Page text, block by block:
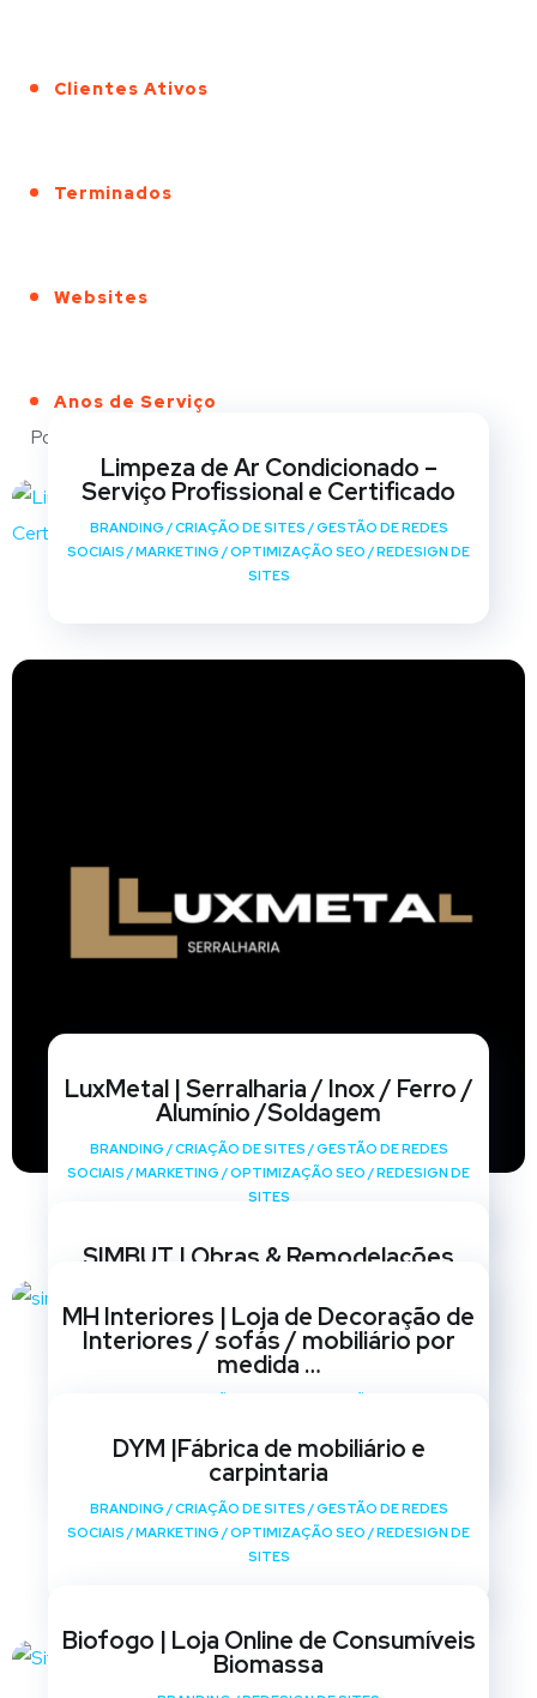
Clientes Ativos
Terminados
Websites
Anos de Serviço
Portfólio
Limpeza de Ar Condicionado –
Serviço Profissional e Certificado
BRANDING /CRIAÇÃO DE SITES /GESTÃO DE REDES
SOCIAIS /MARKETING /OPTIMIZAÇÃO SEO /REDESIGN DE
SITES
LuxMetal | Serralharia / Inox / Ferro /
Alumínio /Soldagem
BRANDING /CRIAÇÃO DE SITES /GESTÃO DE REDES
SOCIAIS /MARKETING /OPTIMIZAÇÃO SEO /REDESIGN DE
SITES
SIMBUT | Obras & Remodelações
SOCIAIS /MARKETING OPTIMIZAÇÃO SEO/ REDESIGN DE
SITES
MH Interiores | Loja de Decoração de
Interiores / sofás / mobiliário por
medida …
SITES
DYM |Fábrica de mobiliário e
carpintaria
BRANDING /CRIAÇÃO DE SITES /GESTÃO DE REDES
SOCIAIS /MARKETING /OPTIMIZAÇÃO SEO /REDESIGN DE
SITES
Biofogo | Loja Online de Consumíveis
Biomassa